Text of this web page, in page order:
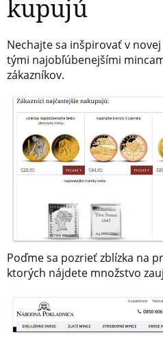
kupujú
Nechajte sa inšpirovať v
tými najobľúbenejšími
zákazníkov.
Poďme sa pozrieť zblízka na
ktorých nájdete množstvo